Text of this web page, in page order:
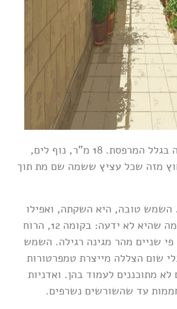
דנה קנתה את הדירה בגלל המרפסת. 18 מ"ר, נוף לים,
חוץ מזה שכל עציץ ששמה שם מת תוך
השמש טובה, היא השקתה, ואפילו
קנתה אדמה טובה. מה שהיא לא ידעה: בקומה 12, הרוח
שניים מהר מגינה רגילה. השמש
שום הצללה מייצרת טמפרטורות
לא מתוכננים לעמוד בהן. ואדניות
עד שהשורשים נשרפים.